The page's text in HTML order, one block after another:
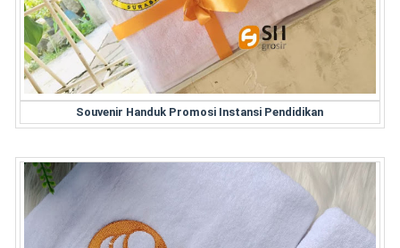
Souvenir Handuk Promosi Instansi Pendidikan